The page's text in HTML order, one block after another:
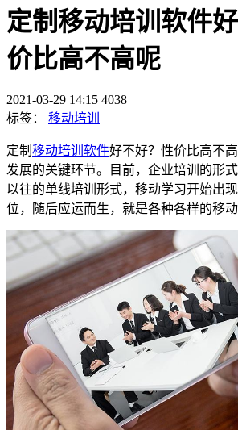
定制移动培训软件
价比高不高呢
2021-03-29 14:15 4038
标签：
移动培训
定制 移动培训软件好不好？性价比高不
发展的关键环节。目前，企业培训的形
以往的单线培训形式，移动学习开始出
位，随后应运而生，就是各种各样的移动